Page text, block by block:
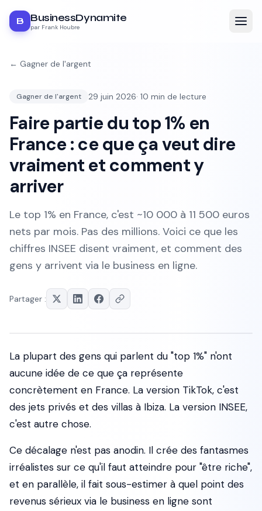
B BusinessDynamite
par Frank Houbre
← Gagner de l'argent
Gagner de l'argent 29 juin 2026· 10 min de lecture
Faire partie du top 1% en
France : ce que ça veut dire
vraiment et comment y
arriver
Le top 1% en France, c'est ~10 000 à 11 500 euros
nets par mois. Pas des millions. Voici ce que les
chiffres INSEE disent vraiment, et comment des
gens y arrivent via le business en ligne.
Partager :
La plupart des gens qui parlent du "top 1%" n'ont
aucune idée de ce que ça représente
concrètement en France. La version TikTok, c'est
des jets privés et des villas à Ibiza. La version INSEE,
c'est autre chose.
Ce décalage n'est pas anodin. Il crée des fantasmes
irréalistes sur ce qu'il faut atteindre pour "être riche",
et en parallèle, il fait sous-estimer à quel point des
revenus sérieux via le business en ligne sont